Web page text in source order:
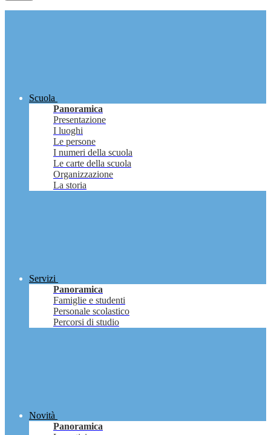
Scuola
Panoramica
Presentazione
I luoghi
Le persone
I numeri della scuola
Le carte della scuola
Organizzazione
La storia
Servizi
Panoramica
Famiglie e studenti
Personale scolastico
Percorsi di studio
Novità
Panoramica